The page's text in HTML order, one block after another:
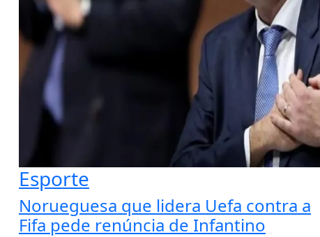
Esporte
Norueguesa que lidera Uefa contra a
Fifa pede renúncia de Infantino